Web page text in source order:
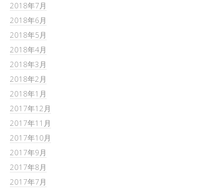
2018年7月
2018年6月
2018年5月
2018年4月
2018年3月
2018年2月
2018年1月
2017年12月
2017年11月
2017年10月
2017年9月
2017年8月
2017年7月